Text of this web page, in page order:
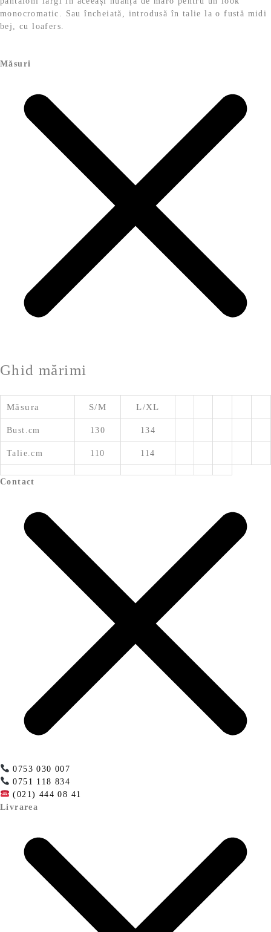
monocromatic. Sau încheiată, introdusă în talie la o fustă midi
bej, cu loafers.
Măsuri
Ghid mărimi
Măsura S/M L/XL
Bust.cm 130 134
Talie.cm 110 114
Contact
0753 030 007
0751 118 834
(021) 444 08 41
Livrarea